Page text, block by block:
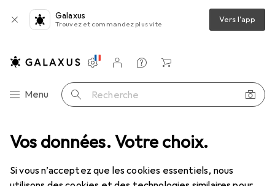
Vos données. Votre choix.
Si vous n’acceptez que les cookies essentiels, nous
Galaxus
Trouvez et commandez plus vite Vers l'app
Navigation par catégorie
Menu Recherche
Paramètres
Compte client
Listes de comparaison
Listes d'envies
Panier
Câbles Câble d'alimentation StarTech Usb2type